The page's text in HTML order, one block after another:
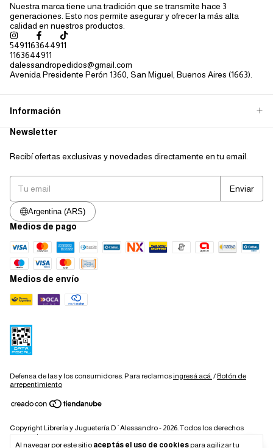
Al navegar por este sitio aceptás el uso de cookiespara agilizar tu
Nuestra marca tiene una tradición que se transmite hace 3
generaciones. Esto nos permite asegurar y ofrecer la más alta
calidad en nuestros productos.
5491163644911
1163644911
dalessandropedidos@gmail.com
Avenida Presidente Perón 1360, San Miguel, Buenos Aires (1663).
Información
Newsletter
Recibí ofertas exclusivas y novedades directamente en tu email.
Argentina (ARS)
Medios de pago
Medios de envío
Defensa de las y los consumidores. Para reclamosingresá acá. /Botón de
arrepentimiento
Copyright Librería y Juguetería D´Alessandro - 2026. Todos los derechos
reservados.